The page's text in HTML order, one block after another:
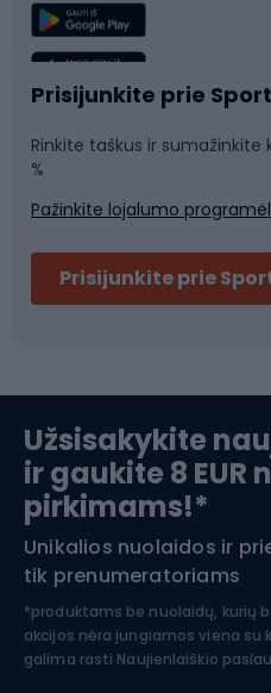
Žvejyba
Sportinė medicina
Plaukimas
Komandinis sportas
Slidinėjimas
Apranga žiemos
Šiaurietiškas ėjimas
Prisijunkite prie
Rinkite taškus ir sumažinkite
%
Pažinkite lojalumo
Prisijunkite prie
Užsisakykite
ir gaukite 8 EUR
pirkimams!*
Unikalios nuolaidos ir
tik prenumeratoriams
*produktams be nuolaidų, kurių
akcijos nėra jungiamos viena su
galima rasti Naujienlaiškio